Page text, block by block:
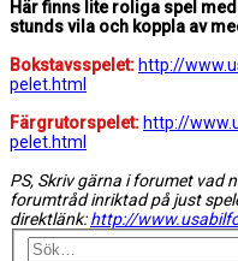
Här finns lite roliga spel
stunds vila och koppla av
Bokstavsspelet: http://
pelet.html
Färgrutorspelet: http://
pelet.html
PS, Skriv gärna i forumet vad
forumtråd inriktad på just
direktlänk:http://